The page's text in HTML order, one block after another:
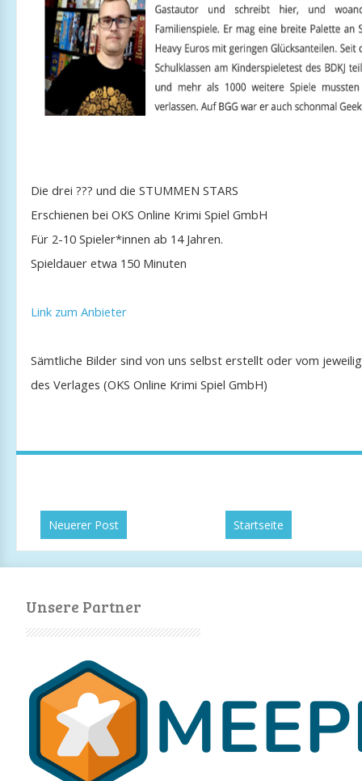
Die drei ??? und die STUMMEN STARS
Erschienen bei OKS Online Krimi Spiel GmbH
Für 2-10 Spieler*innen ab 14 Jahren.
Spieldauer etwa 150 Minuten
Link zum Anbieter
Sämtliche Bilder sind von uns selbst erstellt oder vom
des Verlages (OKS Online Krimi Spiel GmbH)
Neuerer Post Startseite
Unsere Partner